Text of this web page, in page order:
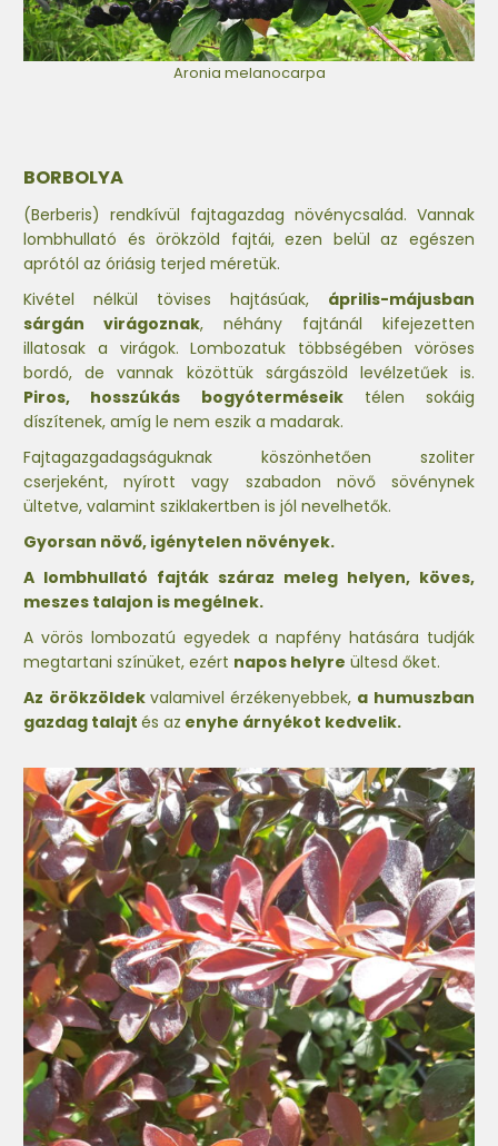
Aronia melanocarpa
BORBOLYA
(Berberis) rendkívül fajtagazdag növénycsalád. Vannak
lombhullató és örökzöld fajtái, ezen belül az egészen
aprótól az óriásig terjed méretük.
Kivétel nélkül tövises hajtásúak, április-májusban
sárgán virágoznak, néhány fajtánál kifejezetten
illatosak a virágok. Lombozatuk többségében vöröses
bordó, de vannak közöttük sárgászöld levélzetűek is.
Piros, hosszúkás bogyóterméseiktélen sokáig
díszítenek, amíg le nem eszik a madarak.
Fajtagazgadagságuknak köszönhetően szoliter
cserjeként, nyírott vagy szabadon növő sövénynek
ültetve, valamint sziklakertben is jól nevelhetők.
Gyorsan növő, igénytelen növények.
A lombhullató fajták száraz meleg helyen, köves,
meszes talajon is megélnek.
A vörös lombozatú egyedek a napfény hatására tudják
megtartani színüket, ezért napos helyre ültesd őket.
Az örökzöldek valamivel érzékenyebbek, a humuszban
gazdag talajtés az enyhe árnyékot kedvelik.